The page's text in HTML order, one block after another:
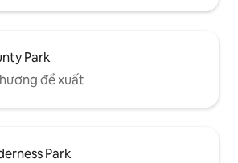
Park
đề xuất
Park